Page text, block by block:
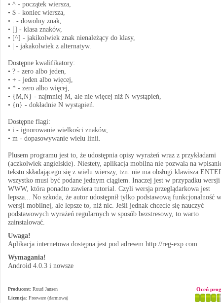
• ^ - początek wiersza,
• $ - koniec wiersza,
• . - dowolny znak,
• [] - klasa znaków,
• [^] - jakikolwiek znak nienależący do klasy,
• | - jakakolwiek z alternatyw.
Dostępne kwalifikatory:
• ? - zero albo jeden,
• + - jeden albo więcej,
• * - zero albo więcej,
• {M,N} - najmniej M, ale nie więcej niż N wystąpień,
• {n} - dokładnie N wystąpień.
Dostępne flagi:
• i - ignorowanie wielkości znaków,
• m - dopasowywanie wielu linii.
Plusem programu jest to, że udostępnia opisy wyrażeń wraz z przykładami
(aczkolwiek angielskie). Niestety, aplikacja mobilna nie pozwala na
tekstu składającego się z wielu wierszy, tzn. nie ma obsługi klawisza
wszystko musi być podane jednym ciągiem. Inaczej jest w przypadku wersji
WWW, która ponadto zawiera tutorial. Czyli wersja przeglądarkowa jest
lepsza... No szkoda, że autor udostępnił tylko podstawową funkcjonalność w
wersji mobilnej, ale lepsze to, niż nic. Jeśli jednak chcecie się nauczyć
podstawowych wyrażeń regularnych w sposób bezstresowy, to warto
zainstalować.
Uwaga!
Aplikacja internetowa dostępna jest pod adresem http://reg-exp.com
Wymagania!
Android 4.0.3 i nowsze
Producent: Ruud Jansen
Licencja: Freeware (darmowa)
Oceń